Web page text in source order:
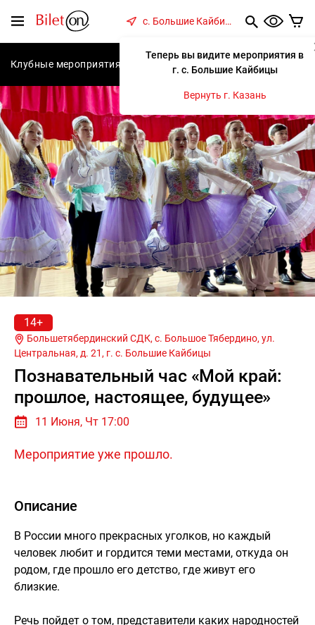
Меню
с. Большие Кайбицы
Теперь вы видите мероприятия в
г. с. Большие Кайбицы
Вернуть г. Казань
Клубные мероприятия Концерты Спектакли
14+
Центральная, д. 21, г. с. Большие Кайбицы
Познавательный час «Мой край:
прошлое, настоящее, будущее»
11 Июня, Чт 17:00
Мероприятие уже прошло.
Описание
В России много прекрасных уголков, но каждый
человек любит и гордится теми местами, откуда он
родом, где прошло его детство, где живут его
близкие.
Речь пойдет о том, представители каких народностей